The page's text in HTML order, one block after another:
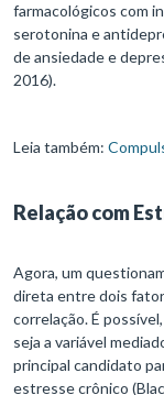
farmacológicos com
serotonina e
de ansiedade e
2016).
Leia também:
Relação com
Agora, um
direta entre dois
correlação. É
seja a variável
principal candidato
estresse crônico